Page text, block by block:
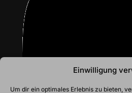
Einwilligung
Um dir ein optimales Erlebnis zu bieten,